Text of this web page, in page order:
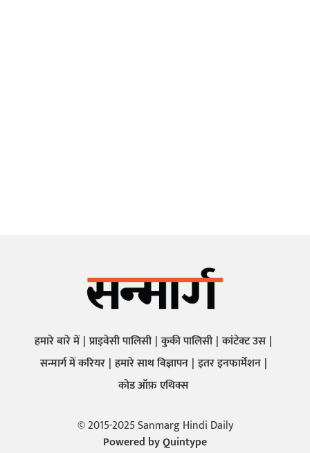
हमारे बारे में प्राइवेसी पालिसी कुकी पालिसी कांटेक्ट उस
सन्मार्ग में करियर हमारे साथ बिज्ञापन इतर इनफार्मेशन
कोड ऑफ़ एथिक्स
© 2015-2025 Sanmarg Hindi Daily
Powered byQuintype